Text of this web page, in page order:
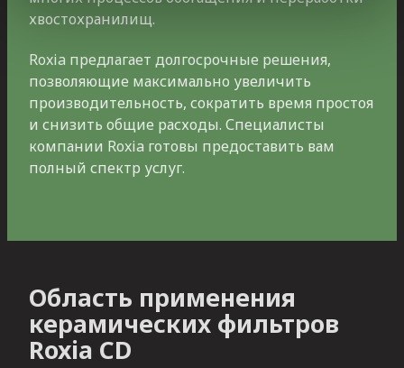
хвостохранилищ.
Roxia предлагает долгосрочные решения,
позволяющие максимально увеличить
производительность, сократить время простоя
и снизить общие расходы. Специалисты
компании Roxia готовы предоставить вам
полный спектр услуг.
Область применения
керамических фильтров
Roxia CD